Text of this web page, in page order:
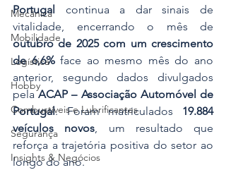
Mecânica
Mobilidade
Logística
Hobby
Combustíveis e Lubrificantes
Segurança
Insights & Negócios
Portugal continua a dar sinais de
outubro de 2025 com um crescimento
de 6,6% face ao mesmo mês do ano
anterior, segundo dados divulgados
pela ACAP – Associação Automóvel de
Portugal. Foram matriculados 19.884
veículos novos, um resultado que
reforça a trajetória positiva do setor ao
longo do ano.